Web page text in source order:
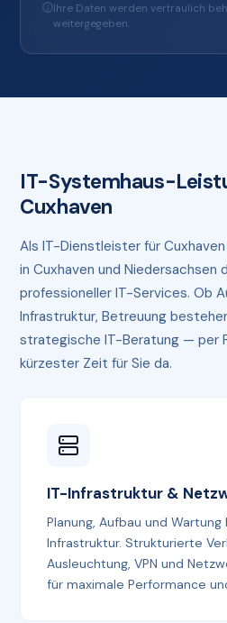
Ihre Daten werden vertraulich
weitergegeben.
IT-Systemhaus-
Cuxhaven
Als IT-Dienstleister für
in Cuxhaven und
professioneller IT-Services. Ob
Infrastruktur, Betreuung
strategische IT-Beratung — per
kürzester Zeit für Sie da.
IT-Infrastruktur &
Planung, Aufbau und
Infrastruktur. Strukturierte
Ausleuchtung, VPN und
für maximale Performance